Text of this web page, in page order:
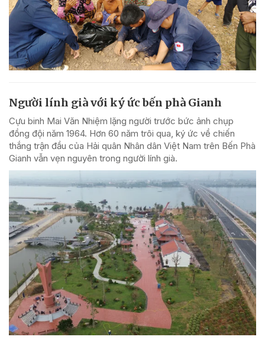
Người lính già với ký ức bến phà Gianh
Cựu binh Mai Văn Nhiệm lặng người trước bức ảnh chụp
đồng đội năm 1964. Hơn 60 năm trôi qua, ký ức về chiến
thắng trận đầu của Hải quân Nhân dân Việt Nam trên Bến Phà
Gianh vẫn vẹn nguyên trong người lính già.